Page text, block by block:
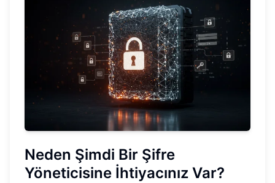
Neden Şimdi Bir Şifre
Yöneticisine İhtiyacınız Var?